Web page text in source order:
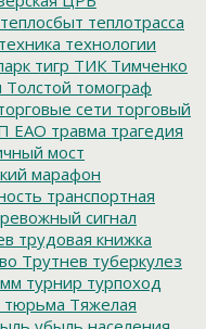
теплосбыт теплотрасса
техника технологии
тигр ТИК Тимченко
Толстой томограф
сети торговый
ЕАО травма трагедия
мост
марафон
транспортная
сигнал
трудовая книжка
Трутнев туберкулез
турнир турпоход
тюрьма Тяжелая